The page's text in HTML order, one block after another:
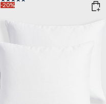
-20%